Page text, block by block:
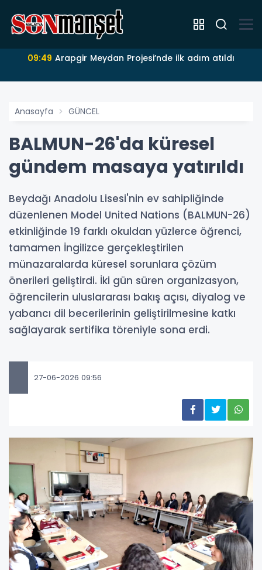
09:49 Arapgir Meydan Projesi’nde ilk adım atıldı
Anasayfa GÜNCEL
BALMUN-26'da küresel
gündem masaya yatırıldı
Beydağı Anadolu Lisesi'nin ev sahipliğinde
düzenlenen Model United Nations (BALMUN-26)
etkinliğinde 19 farklı okuldan yüzlerce öğrenci,
tamamen İngilizce gerçekleştirilen
münazaralarda küresel sorunlara çözüm
önerileri geliştirdi. İki gün süren organizasyon,
öğrencilerin uluslararası bakış açısı, diyalog ve
yabancı dil becerilerinin geliştirilmesine katkı
sağlayarak sertifika töreniyle sona erdi.
27-06-2026 09:56